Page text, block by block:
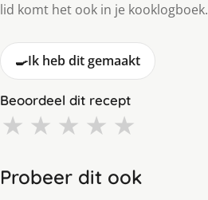
lid komt het ook in je kooklogboek.
🍳Ik heb dit gemaakt
Beoordeel dit recept
★ ★ ★ ★ ★
Probeer dit ook